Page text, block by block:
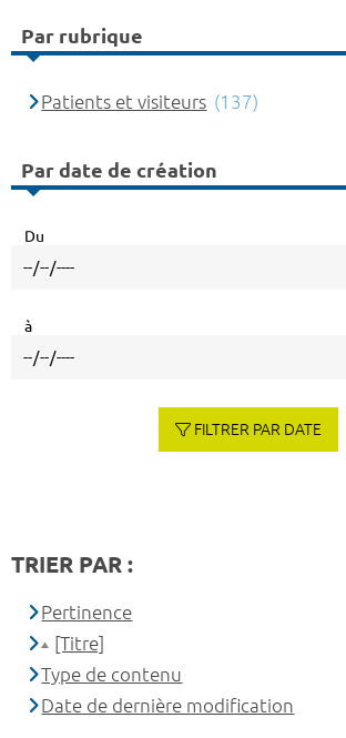
Par rubrique
Patients et visiteurs (137)
Par date de création
Du
à
FILTRER PAR DATE
TRIER PAR :
Pertinence
[Titre]
Type de contenu
Date de dernière modification